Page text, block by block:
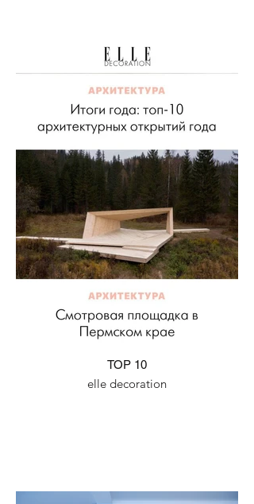
TOP 10
elle decoration